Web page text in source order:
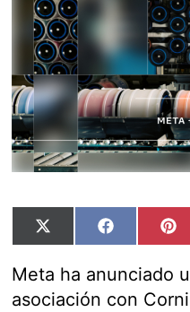
Compartir
en
X
Compartir
en
Facebook
Meta ha anunciado
asociación con